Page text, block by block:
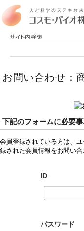
お問い合わせ：
下記のフォームに必要
会員登録されている方は、
録された会員情報をお問い
ID
パスワード